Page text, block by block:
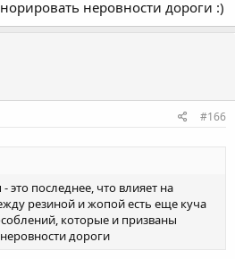
неровности дороги :)
#166
это последнее, что влияет на
резиной и жопой есть еще куча
которые и призваны
дороги